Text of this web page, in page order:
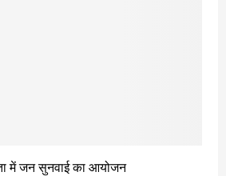
में जन सुनवाई का आयोजन